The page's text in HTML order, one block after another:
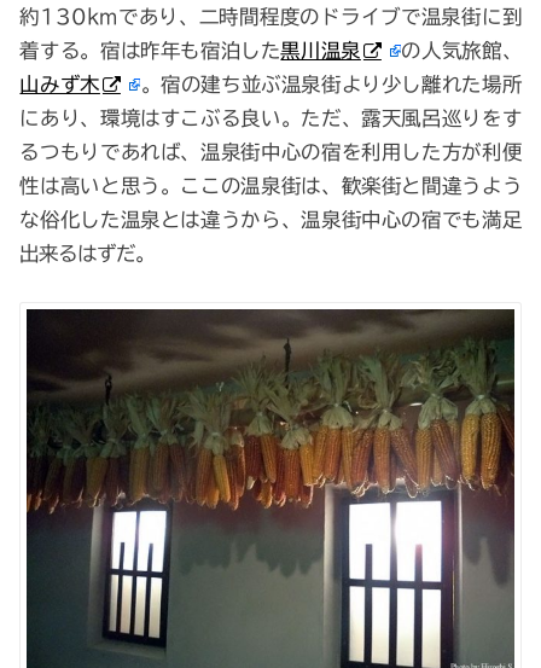
約130kmであり、二時間程度のドライブで温泉街に到
着する。宿は昨年も宿泊した黒川温泉
の人気旅館、
山みず木
。宿の建ち並ぶ温泉街より少し離れた場所
にあり、環境はすこぶる良い。ただ、露天風呂巡りをす
るつもりであれば、温泉街中心の宿を利用した方が利便
性は高いと思う。ここの温泉街は、歓楽街と間違うよう
な俗化した温泉とは違うから、温泉街中心の宿でも満足
出来るはずだ。